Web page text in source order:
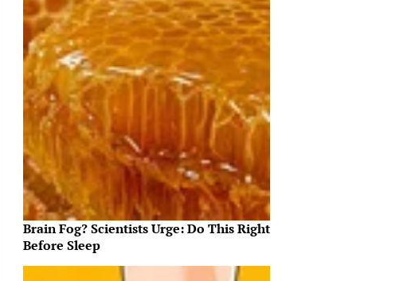
Brain Fog? Scientists Urge: Do This Right
Before Sleep